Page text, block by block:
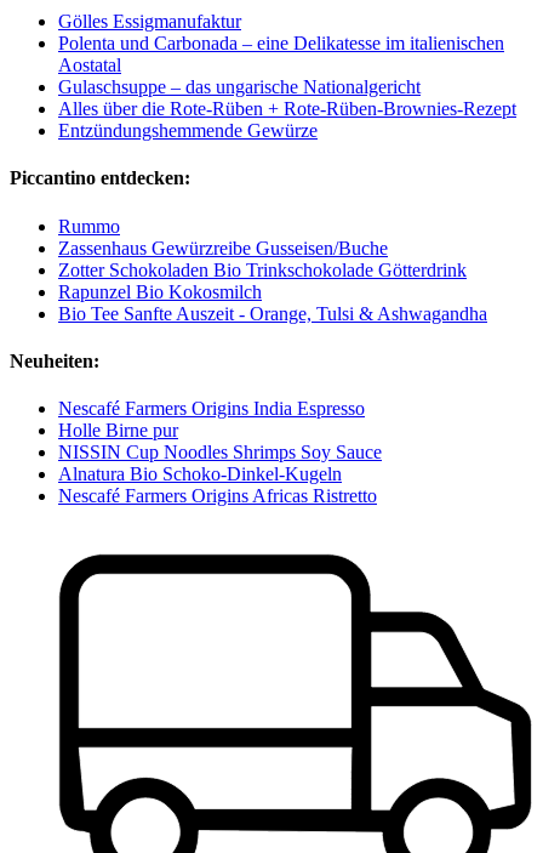
Gölles Essigmanufaktur
Polenta und Carbonada – eine Delikatesse im italienischen
Aostatal
Gulaschsuppe – das ungarische Nationalgericht
Alles über die Rote-Rüben + Rote-Rüben-Brownies-Rezept
Entzündungshemmende Gewürze
Piccantino entdecken:
Rummo
Zassenhaus Gewürzreibe Gusseisen/Buche
Zotter Schokoladen Bio Trinkschokolade Götterdrink
Rapunzel Bio Kokosmilch
Bio Tee Sanfte Auszeit - Orange, Tulsi & Ashwagandha
Neuheiten:
Nescafé Farmers Origins India Espresso
Holle Birne pur
NISSIN Cup Noodles Shrimps Soy Sauce
Alnatura Bio Schoko-Dinkel-Kugeln
Nescafé Farmers Origins Africas Ristretto